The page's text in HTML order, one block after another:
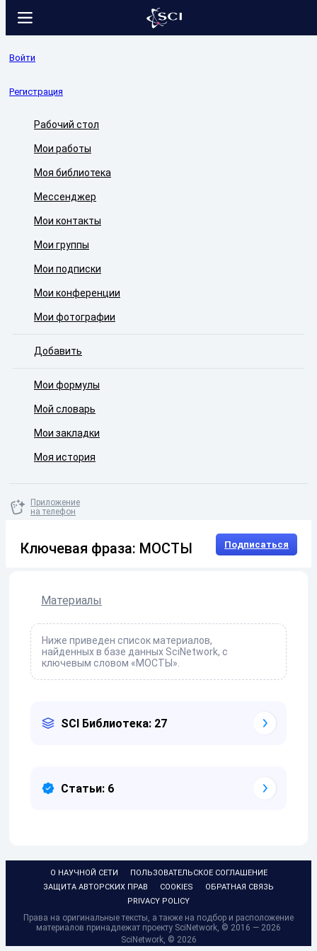
Войти
Регистрация
Рабочий стол
Мои работы
Моя библиотека
Мессенджер
Мои контакты
Мои группы
Мои подписки
Мои конференции
Мои фотографии
Добавить
Мои формулы
Мой словарь
Мои закладки
Моя история
Приложение
на телефон
Ключевая фраза: МОСТЫ Подписаться
Материалы
Ниже приведен список материалов,
найденных в базе данных SciNetwork, с
ключевым словом «МОСТЫ».
SCI Библиотека: 27
Статьи: 6
О НАУЧНОЙ СЕТИ
ПОЛЬЗОВАТЕЛЬСКОЕ СОГЛАШЕНИЕ
ЗАЩИТА АВТОРСКИХ ПРАВ
COOKIES
ОБРАТНАЯ СВЯЗЬ
PRIVACY POLICY
Права на оригинальные тексты, а также на подбор и расположение
материалов принадлежат проекту SciNetwork, © 2016 — 2026
SciNetwork, © 2026